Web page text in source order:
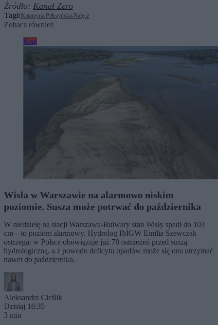
Źródło: Kanał Zero
Tagi:Katarzyna Pełczyńska-Nałęcz
Zobacz również
Kraj
Wisła w Warszawie na alarmowo niskim
poziomie. Susza może potrwać do października
W niedzielę na stacji Warszawa-Bulwary stan Wisły spadł do 103
cm – to poziom alarmowy. Hydrolog IMGW Emilia Szewczak
ostrzega: w Polsce obowiązuje już 78 ostrzeżeń przed suszą
hydrologiczną, a z powodu deficytu opadów może się ona utrzymać
nawet do października.
Aleksandra Cieślik
Dzisiaj 16:35
3 min